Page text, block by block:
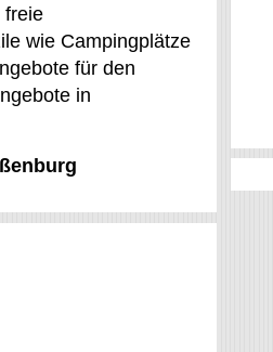
freie
wie Campingplätze
für den
in